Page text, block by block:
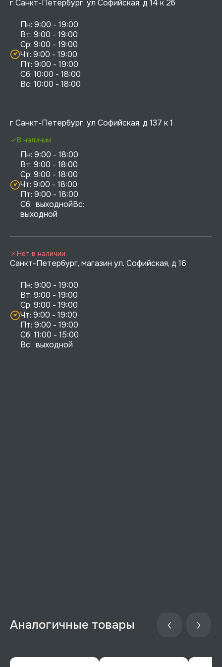
г Санкт-Петербург, ул Софийская, д 14 к 2б
Пн: 9:00 - 19:00
Вт: 9:00 - 19:00
Ср: 9:00 - 19:00
Чт: 9:00 - 19:00
Пт: 9:00 - 19:00
Сб: 10:00 - 18:00
г Санкт-Петербург, ул Софийская, д 137 к 1
Пн: 9:00 - 18:00
Вт: 9:00 - 18:00
Ср: 9:00 - 18:00
Чт: 9:00 - 18:00
Пт: 9:00 - 18:00
Сб:  выходнойВс:
выходной
В наличии
Санкт-Петербург, магазин ул. Софийская, д 16
Пн: 9:00 - 19:00
Вт: 9:00 - 19:00
Ср: 9:00 - 19:00
Чт: 9:00 - 19:00
Пт: 9:00 - 19:00
Сб: 11:00 - 15:00
Вс:  выходной
Нет в наличии
Аналогичные товары